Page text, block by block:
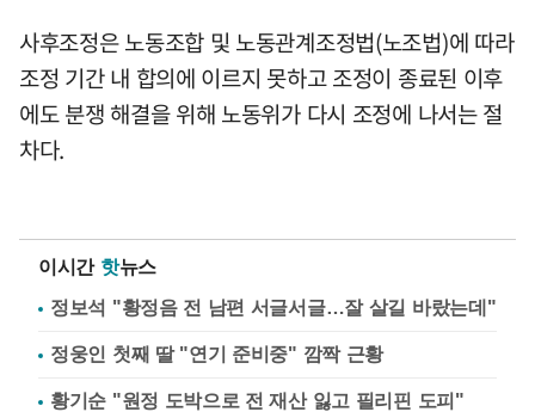
사후조정은 노동조합 및 노동관계조정법(노조법)에 따라
조정 기간 내 합의에 이르지 못하고 조정이 종료된 이후
에도 분쟁 해결을 위해 노동위가 다시 조정에 나서는 절
차다.
이시간 핫뉴스
정보석 "황정음 전 남편 서글서글…잘 살길 바랐는데"
정웅인 첫째 딸 "연기 준비중" 깜짝 근황
황기순 "원정 도박으로 전 재산 잃고 필리핀 도피"